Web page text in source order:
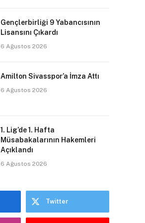
Gençlerbirliği 9 Yabancısının
Lisansını Çıkardı
6 Ağustos 2026
Amilton Sivasspor’a İmza Attı
6 Ağustos 2026
1. Lig’de 1. Hafta
Müsabakalarının Hakemleri
Açıklandı
6 Ağustos 2026
Twitter